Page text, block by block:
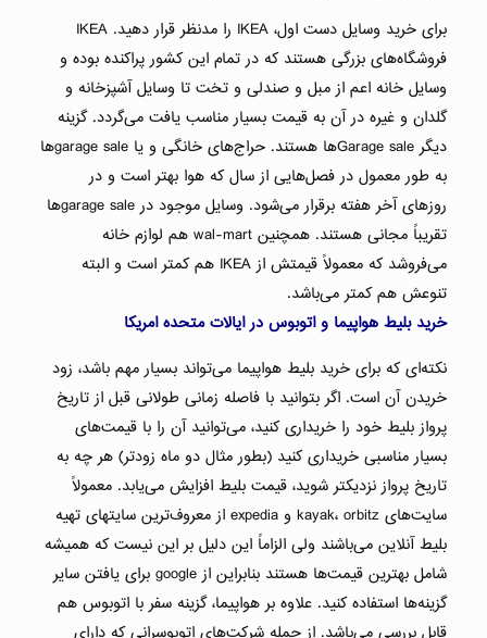
برای خرید وسایل دست اول، IKEA را مدنظر قرار دهید. IKEA
فروشگاه‌های بزرگی هستند که در تمام این کشور پراکنده بوده و
وسایل خانه اعم از مبل و صندلی و تخت تا وسایل آشپزخانه و
گلدان و غیره در آن به قیمت بسیار مناسب یافت می‌گردد. گزینه
دیگر Garage saleها هستند. حراج‌های خانگی و یا garage saleها
به طور معمول در فصل‌هایی از سال که هوا بهتر است و در
روزهای آخر هفته برقرار می‌شود. وسایل موجود در garage saleها
تقریباً مجانی هستند. همچنین wal-mart هم لوازم خانه
می‌فروشد که معمولاً قیمتش از IKEA هم کمتر است و البته
تنوعش هم کمتر می‌باشد.
خرید بلیط هواپیما و اتوبوس در ایالات متحده امریکا
نکته‌ای که برای خرید بلیط هواپیما می‌تواند بسیار مهم باشد، زود
خریدن آن است. اگر بتوانید با فاصله‌ زمانی طولانی قبل از تاریخ
پرواز بلیط خود را خریداری کنید، می‌توانید آن را با قیمت‌های
بسیار مناسبی خریداری کنید (بطور مثال دو ماه زودتر) هر چه به
تاریخ پرواز نزدیکتر شوید، قیمت بلیط افزایش می‌یابد. معمولاً
سایت‌های kayak، orbitz و expedia از معروف‌ترین سایتهای تهیه
بلیط آنلاین می‌باشند ولی الزاماً این دلیل بر این نیست که همیشه
شامل بهترین قیمت‌ها هستند بنابراین از google برای یافتن سایر
گزینه‌ها استفاده کنید. علاوه بر هواپیما، گزینه سفر با اتوبوس هم